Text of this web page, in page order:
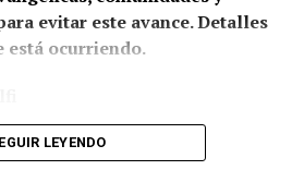
largas prohíben
directamente al cuerpo con
evitar este avance. Detalles
está ocurriendo.
de Mendoza
LEYENDO